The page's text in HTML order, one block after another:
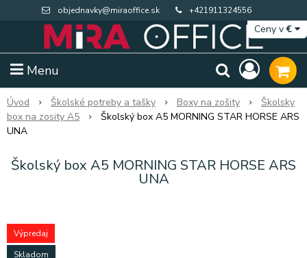
objednavky@miraoffice.sk +421911324556
Menu
Ceny v€
Úvod Školské potreby a tašky Boxy na zošity
Školsky
box na zosity A5
Školský box A5 MORNING STAR HORSE ARS
UNA
Školský box A5 MORNING STAR HORSE ARS
UNA
Výpredaj
Skladom